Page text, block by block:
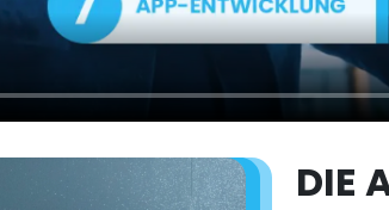
DIE